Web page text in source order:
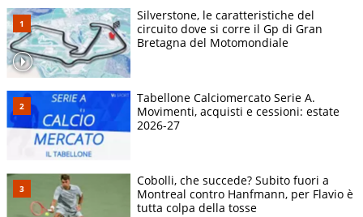
Silverstone, le caratteristiche del
circuito dove si corre il Gp di Gran
Bretagna del Motomondiale
Tabellone Calciomercato Serie A.
Movimenti, acquisti e cessioni: estate
2026-27
Cobolli, che succede? Subito fuori a
Montreal contro Hanfmann, per Flavio è
tutta colpa della tosse